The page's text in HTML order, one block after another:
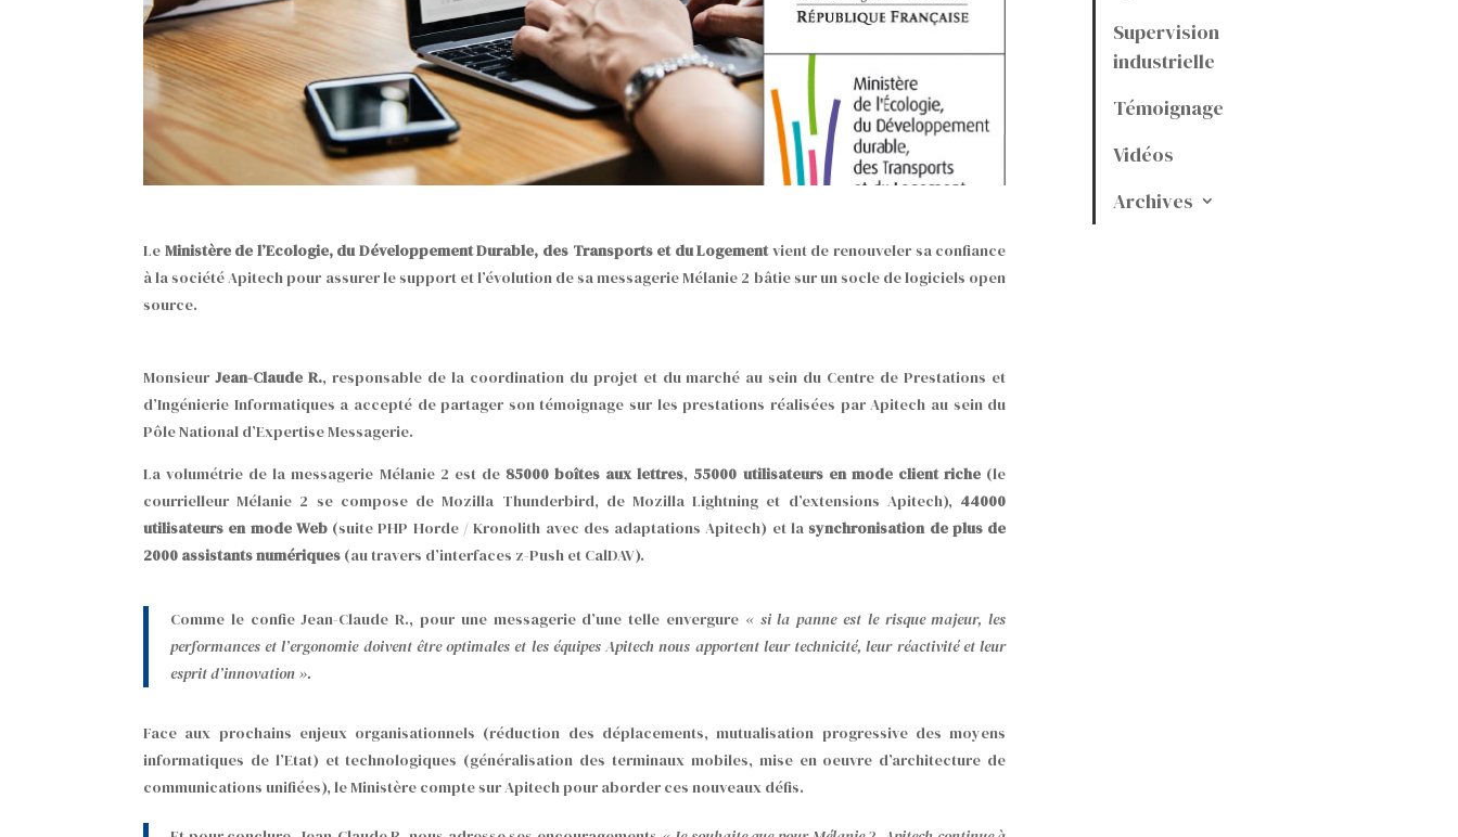
Le Ministère de l’Ecologie, du Développement Durable, des Transports et du Logementvient de renouveler sa confiance
à la société Apitech pour assurer le support et l’évolution de sa messagerie Mélanie 2 bâtie sur un socle de logiciels open
source.
Monsieur Jean-Claude R., responsable de la coordination du projet et du marché au sein du Centre de Prestations et
d’Ingénierie Informatiques a accepté de partager son témoignage sur les prestations réalisées par Apitech au sein du
Pôle National d’Expertise Messagerie.
La volumétrie de la messagerie Mélanie 2 est de 85000 boîtes aux lettres, 55000 utilisateurs en mode client riche (le
courrielleur Mélanie 2 se compose de Mozilla Thunderbird, de Mozilla Lightning et d’extensions Apitech), 44000
utilisateurs en mode Web(suite PHP Horde / Kronolith avec des adaptations Apitech) et lasynchronisation de plus de
2000 assistants numériques (au travers d’interfaces z-Push et CalDAV).
Comme le confie Jean-Claude R., pour une messagerie d’une telle envergure « si la panne est le risque majeur, les
performances et l’ergonomie doivent être optimales et les équipes Apitech nous apportent leur technicité, leur réactivité et leur
esprit d’innovation ».
Face aux prochains enjeux organisationnels (réduction des déplacements, mutualisation progressive des moyens
informatiques de l’Etat) et technologiques (généralisation des terminaux mobiles, mise en oeuvre d’architecture de
communications unifiées), le Ministère compte sur Apitech pour aborder ces nouveaux défis.
Supervision
industrielle
Témoignage
Vidéos
Archives